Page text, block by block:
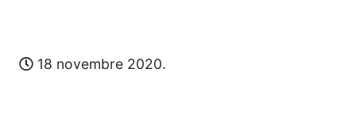
18 novembre 2020.